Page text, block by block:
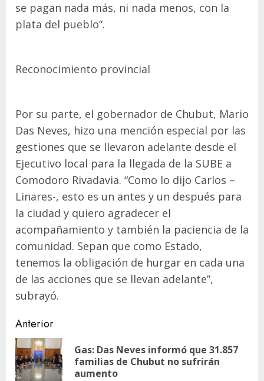
se pagan nada más, ni nada menos, con la
plata del pueblo”.
Reconocimiento provincial
Por su parte, el gobernador de Chubut, Mario
Das Neves, hizo una mención especial por las
gestiones que se llevaron adelante desde el
Ejecutivo local para la llegada de la SUBE a
Comodoro Rivadavia. “Como lo dijo Carlos –
Linares-, esto es un antes y un después para
la ciudad y quiero agradecer el
acompañamiento y también la paciencia de la
comunidad. Sepan que como Estado,
tenemos la obligación de hurgar en cada una
de las acciones que se llevan adelante”,
subrayó.
Navegación
de
entradas
Anterior
Gas: Das Neves informó que 31.857
familias de Chubut no sufrirán
aumento